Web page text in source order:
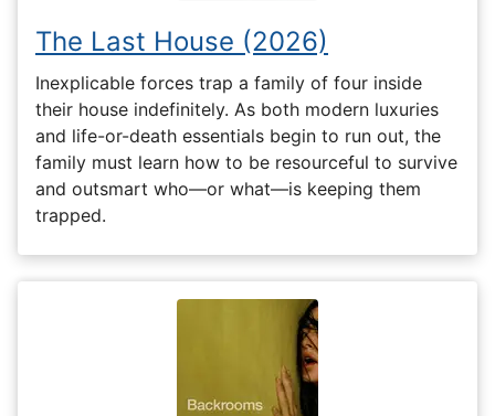
The Last House (2026)
Inexplicable forces trap a family of four inside
their house indefinitely. As both modern luxuries
and life-or-death essentials begin to run out, the
family must learn how to be resourceful to survive
and outsmart who—or what—is keeping them
trapped.